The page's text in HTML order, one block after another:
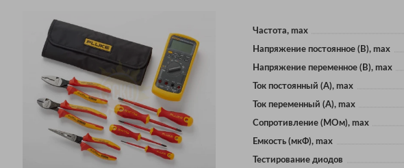
Частота, max
Напряжение постоянное (В), max
Напряжение переменное (В), max
Ток постоянный (А), max
Ток переменный (А), max
Сопротивление (МОм), max
Eмкость (мкФ), max
Тестирование диодов